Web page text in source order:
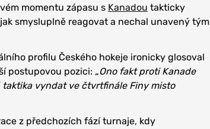
momentu zápasu s Kanadou takticky
smysluplně reagovat a nechal unavený tým
profilu Českého hokeje ironicky glosoval
postupovou pozici: „Ono fakt proti Kanade
vyndat ve čtvrtfinále Finy misto
z předchozích fází turnaje, kdy